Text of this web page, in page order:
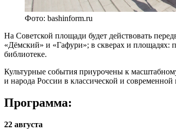
Фото: bashinform.ru
На Советской площади будет действовать
«Дёмский» и «Гафури»; в скверах и площадях:
библиотеке.
Культурные события приурочены к
и народа России в классической и
Программа:
22 августа